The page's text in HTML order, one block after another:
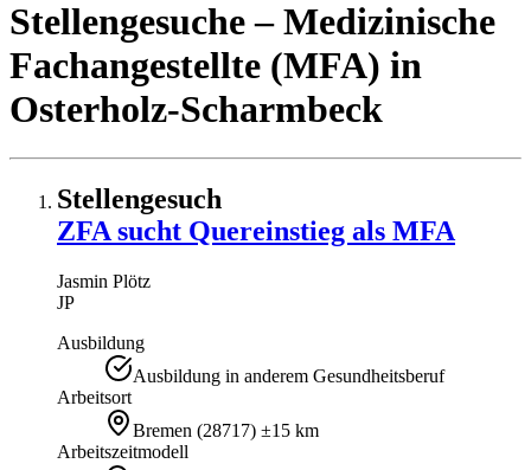
Stellengesuche– Medizinische
Fachangestellte (MFA) in
Osterholz-Scharmbeck
Stellengesuch
ZFA sucht Quereinstieg als MFA
Jasmin Plötz
JP
Ausbildung
Ausbildung in anderem Gesundheitsberuf
Arbeitsort
Bremen (28717) ±15 km
Arbeitszeitmodell